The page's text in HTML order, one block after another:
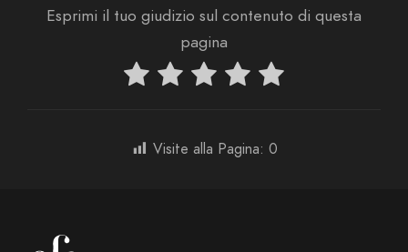
Esprimi il tuo giudizio sul contenuto di questa
pagina
Visite alla Pagina: 0